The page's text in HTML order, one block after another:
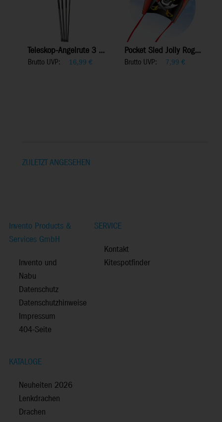
Teleskop-Angelrute 3 ...
Brutto UVP: 16,99 €
Pocket Sled Jolly Rog...
Brutto UVP: 7,99 €
ZULETZT ANGESEHEN
Invento Products &
Services GmbH
Invento und
Nabu
Datenschutz
Datenschutzhinweise
Impressum
404-Seite
SERVICE
Kontakt
Kitespotfinder
KATALOGE
Neuheiten 2026
Lenkdrachen
Drachen